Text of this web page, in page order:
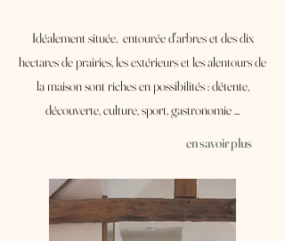
Idéalement située, entourée d'arbres et des dix
hectares de prairies, les extérieurs et les alentours de
la maison sont riches en possibilités : détente,
découverte, culture, sport, gastronomie ...
en savoir plus